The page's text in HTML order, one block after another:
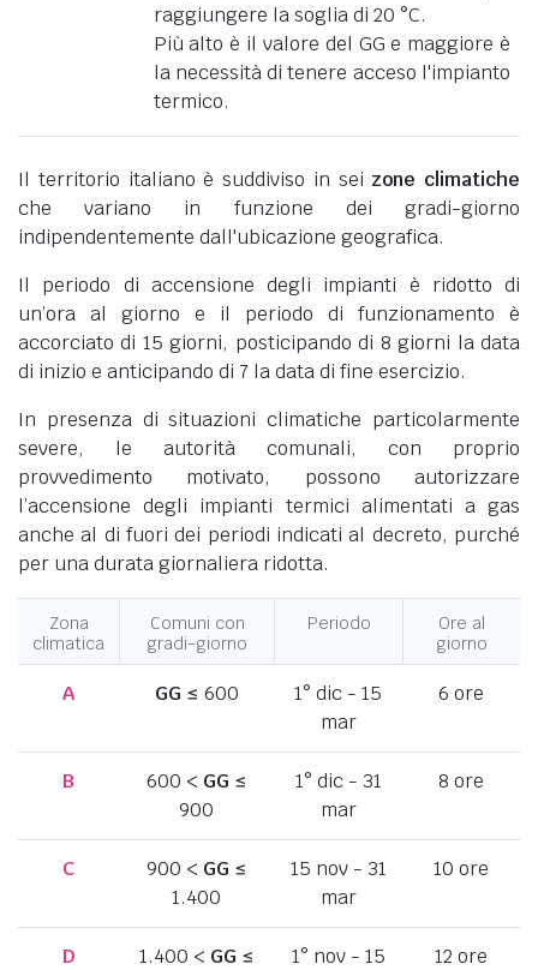
raggiungere la soglia di 20 °C.
Più alto è il valore del GG e maggiore è
la necessità di tenere acceso l'impianto
termico.
Il territorio italiano è suddiviso in sei zone climatiche
che variano in funzione dei gradi-giorno
indipendentemente dall'ubicazione geografica.
Il periodo di accensione degli impianti è ridotto di
un’ora al giorno e il periodo di funzionamento è
accorciato di 15 giorni, posticipando di 8 giorni la data
di inizio e anticipando di 7 la data di fine esercizio.
In presenza di situazioni climatiche particolarmente
severe, le autorità comunali, con proprio
provvedimento motivato, possono autorizzare
l’accensione degli impianti termici alimentati a gas
anche al di fuori dei periodi indicati al decreto, purché
per una durata giornaliera ridotta.
Zona
climatica
Comuni con
gradi-giorno
Periodo
Ore al
giorno
A GG ≤ 600
1° dic - 15
mar
6 ore
B 600 < GG ≤
900
1° dic - 31
mar
8 ore
C 900 < GG ≤
1.400
15 nov - 31
mar
10 ore
D 1.400 < GG ≤
1° nov - 15
12 ore